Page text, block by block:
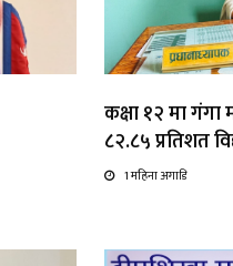
कक्षा १२ मा गंगा
८२.८५ प्रतिशत
1 महिना अगाडि